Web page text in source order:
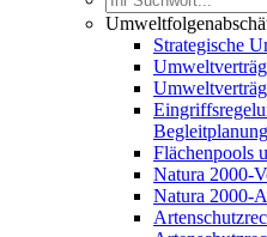
Strategische
Begleitplanung
Flächenpools
Natura 2000-
Natura 2000-